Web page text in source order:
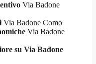
Via Badone
Via Badone Como
Via Badone
su Via Badone